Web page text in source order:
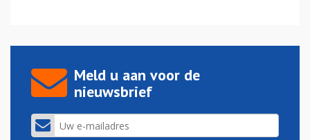
Meld u aan voor de
nieuwsbrief